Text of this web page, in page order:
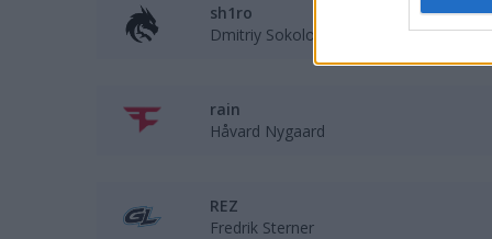
sh1ro
Dmitriy Sokolov
rain
Håvard Nygaard
REZ
Fredrik Sterner